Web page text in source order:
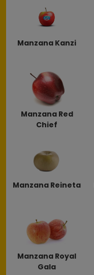
Manzana Kanzi
Manzana Red
Chief
Manzana Reineta
Manzana Royal
Gala